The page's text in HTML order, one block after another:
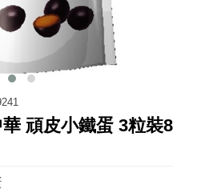
頑皮小鐵蛋 3粒裝8